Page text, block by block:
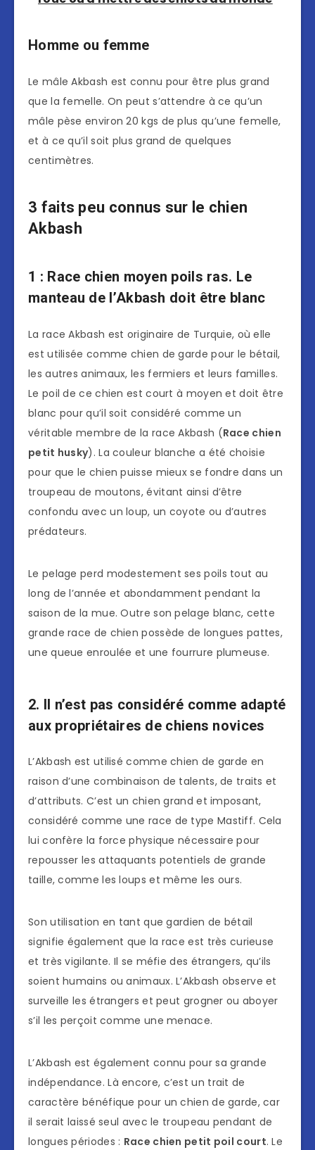
Homme ou femme
Le mâle Akbash est connu pour être plus grand
que la femelle. On peut s’attendre à ce qu’un
mâle pèse environ 20 kgs de plus qu’une femelle,
et à ce qu’il soit plus grand de quelques
centimètres.
3 faits peu connus sur le chien
Akbash
1 : Race chien moyen poils ras. Le
manteau de l’Akbash doit être blanc
La race Akbash est originaire de Turquie, où elle
est utilisée comme chien de garde pour le bétail,
les autres animaux, les fermiers et leurs familles.
Le poil de ce chien est court à moyen et doit être
blanc pour qu’il soit considéré comme un
véritable membre de la race Akbash (Race chien
petit husky). La couleur blanche a été choisie
pour que le chien puisse mieux se fondre dans un
troupeau de moutons, évitant ainsi d’être
confondu avec un loup, un coyote ou d’autres
prédateurs.
Le pelage perd modestement ses poils tout au
long de l’année et abondamment pendant la
saison de la mue. Outre son pelage blanc, cette
grande race de chien possède de longues pattes,
une queue enroulée et une fourrure plumeuse.
2. Il n’est pas considéré comme adapté
aux propriétaires de chiens novices
L’Akbash est utilisé comme chien de garde en
raison d’une combinaison de talents, de traits et
d’attributs. C’est un chien grand et imposant,
considéré comme une race de type Mastiff. Cela
lui confère la force physique nécessaire pour
repousser les attaquants potentiels de grande
taille, comme les loups et même les ours.
Son utilisation en tant que gardien de bétail
signifie également que la race est très curieuse
et très vigilante. Il se méfie des étrangers, qu’ils
soient humains ou animaux. L’Akbash observe et
surveille les étrangers et peut grogner ou aboyer
s’il les perçoit comme une menace.
L’Akbash est également connu pour sa grande
indépendance. Là encore, c’est un trait de
caractère bénéfique pour un chien de garde, car
il serait laissé seul avec le troupeau pendant de
longues périodes : Race chien petit poil court. Le